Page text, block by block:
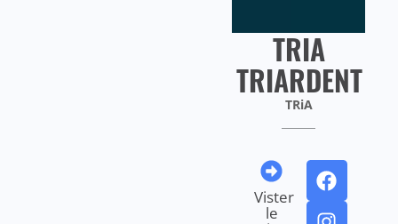
TRIA
TRIARDENT
TRiA
Vister
le